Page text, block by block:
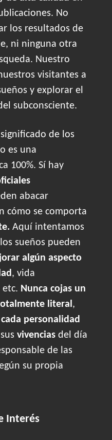
No
los resultados de
ni ninguna otra
Nuestro
visitantes a
y explorar el
subconsciente.
de los
es una
100%. Sí hay
abacar
cómo se comporta
Aquí intentamos
sueños pueden
algún aspecto
, vida
etc. Nunca cojas un
literal,
cada personalidad
vivencias del día
de las
su propia
Interés